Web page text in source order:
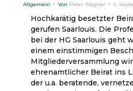
Allgemein Von Peter Wagner 4.
Hochkarätig besetzter
gerufen Saarlouis. Die
bei der HG Saarlouis geht
einem einstimmigen
Mitgliederversammlung
ehrenamtlicher Beirat ins
der u.a. beratende,